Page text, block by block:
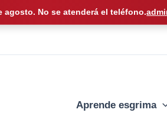
agosto. No se atenderá el teléfono.
Aprende esgrima